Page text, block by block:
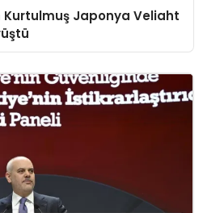
Kurtulmuş Japonya Veliaht